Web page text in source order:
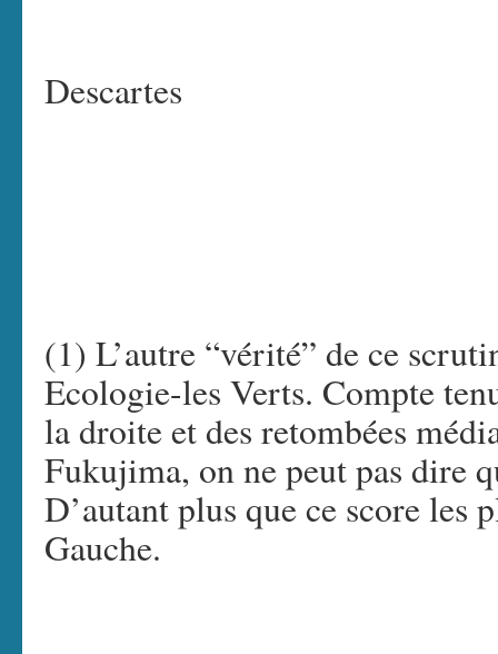
Descartes
(1) L’autre “vérité” de ce
Ecologie-les Verts. Compte
la droite et des retombées
Fukujima, on ne peut pas dire
D’autant plus que ce score les
Gauche.